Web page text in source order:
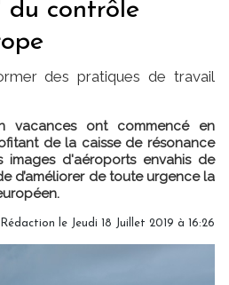
du contrôle
des pratiques de travail
vacances ont commencé en
de la caisse de résonance
images d'aéroports envahis de
d’améliorer de toute urgence la
le Jeudi 18 Juillet 2019 à 16:26